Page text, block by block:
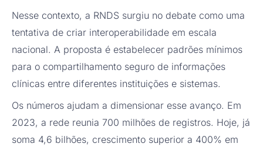
Nesse contexto, a RNDS surgiu no debate como uma
tentativa de criar interoperabilidade em escala
nacional. A proposta é estabelecer padrões mínimos
para o compartilhamento seguro de informações
clínicas entre diferentes instituições e sistemas.
Os números ajudam a dimensionar esse avanço. Em
2023, a rede reunia 700 milhões de registros. Hoje, já
soma 4,6 bilhões, crescimento superior a 400% em